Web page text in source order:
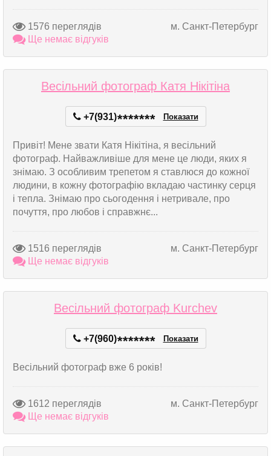
1576 переглядів
м. Санкт-Петербург
Ще немає відгуків
Весільний фотограф Катя Нікітіна
+7(931)******* Показати
Привіт! Мене звати Катя Нікітіна, я весільний
фотограф. Найважливіше для мене це люди, яких я
знімаю. З особливим трепетом я ставлюся до кожної
людини, в кожну фотографію вкладаю частинку серця
і тепла. Знімаю про сьогодення і нетривале, про
почуття, про любов і справжнє...
1516 переглядів
м. Санкт-Петербург
Ще немає відгуків
Весільний фотограф Kurchev
+7(960)******* Показати
Весільний фотограф вже 6 років!
1612 переглядів
м. Санкт-Петербург
Ще немає відгуків